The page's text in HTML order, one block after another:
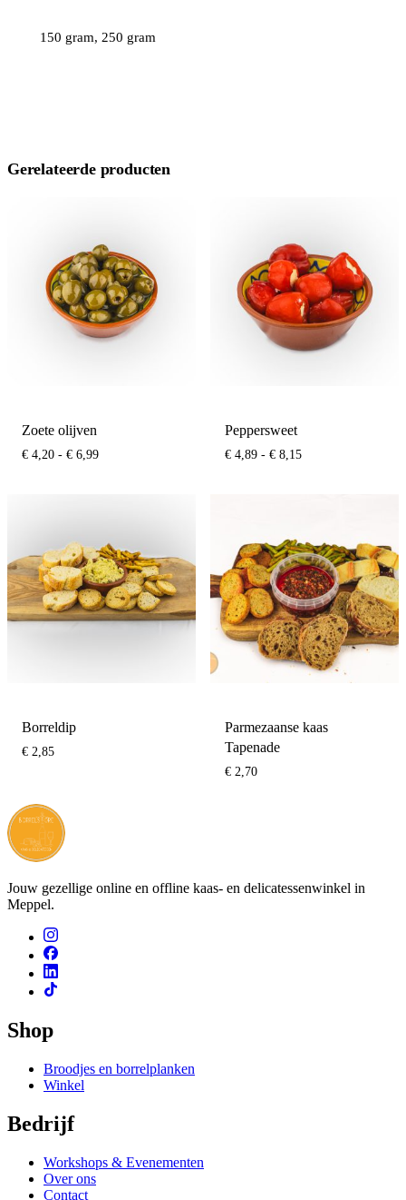
150 gram, 250 gram
Gerelateerde producten
Zoete olijven
€ 4,20 - € 6,99Prijsklasse:
Peppersweet
€ 4,89 - € 8,15Prijsklasse:
Borreldip
€ 2,85
Parmezaanse kaas
Tapenade
€ 2,70
Jouw gezellige online en offline kaas- en delicatessenwinkel in
Meppel.
Shop
Broodjes en borrelplanken
Winkel
Bedrijf
Workshops & Evenementen
Over ons
Contact